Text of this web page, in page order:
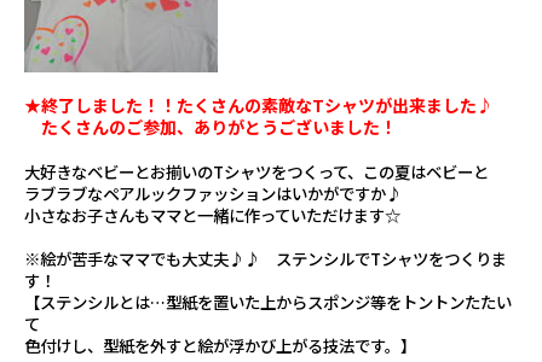
★終了しました！！たくさんの素敵なTシャツが出来ました♪
たくさんのご参加、ありがとうございました！
大好きなベビーとお揃いのTシャツをつくって、この夏はベビーと
ラブラブなペアルックファッションはいかがですか♪
小さなお子さんもママと一緒に作っていただけます☆
※絵が苦手なママでも大丈夫♪♪ ステンシルでTシャツをつくりま
す！
【ステンシルとは…型紙を置いた上からスポンジ等をトントンたたい
て
色付けし、型紙を外すと絵が浮かび上がる技法です。】